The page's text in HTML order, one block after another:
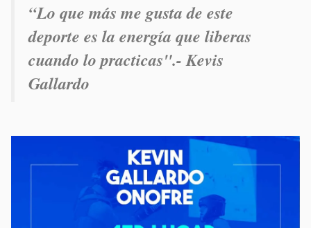
“Lo que más me gusta de este
deporte es la energía que liberas
cuando lo practicas".- Kevis
Gallardo